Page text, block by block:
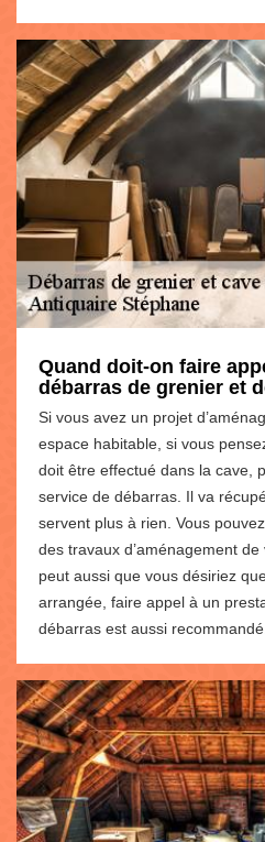
Quand doit-on faire
débarras de grenier et
Si vous avez un projet
espace habitable, si vous
doit être effectué dans la cave,
service de débarras. Il va
servent plus à rien. Vous
des travaux d’aménagement
peut aussi que vous désiriez
arrangée, faire appel à un
débarras est aussi recommandé.